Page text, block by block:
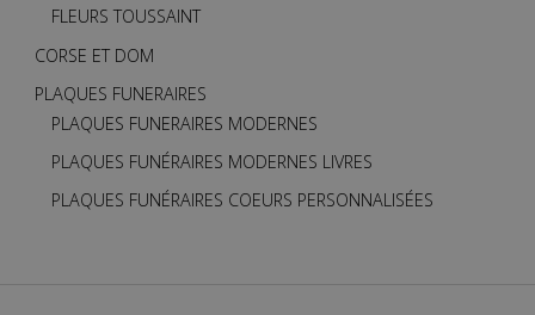
FLEURS TOUSSAINT
CORSE ET DOM
PLAQUES FUNERAIRES
PLAQUES FUNERAIRES MODERNES
PLAQUES FUNÉRAIRES MODERNES LIVRES
PLAQUES FUNÉRAIRES COEURS PERSONNALISÉES